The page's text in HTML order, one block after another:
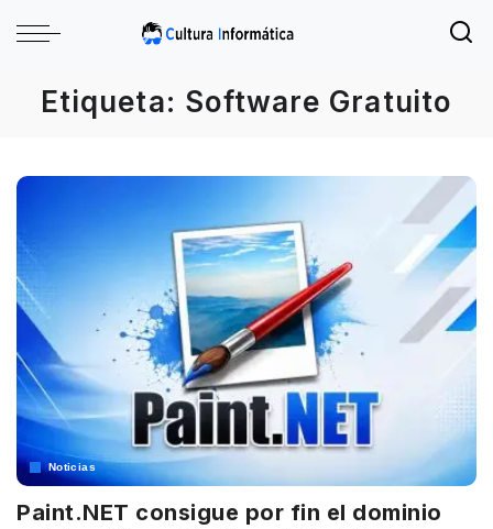
Etiqueta: Software Gratuito
Noticias
Paint.NET consigue por fin el dominio